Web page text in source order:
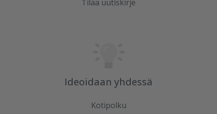
Tilaa uutiskirje
Ideoidaan yhdessä
Kotipolku